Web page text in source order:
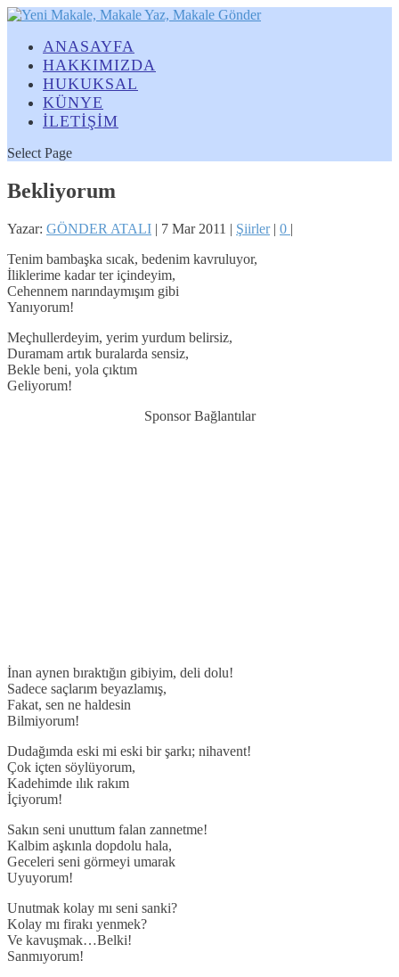
ANASAYFA
HAKKIMIZDA
HUKUKSAL
KÜNYE
İLETİŞİM
Select Page
Bekliyorum
Yazar: GÖNDER ATALI | 7 Mar 2011 | Şiirler| 0 |
Tenim bambaşka sıcak, bedenim kavruluyor,
İliklerime kadar ter içindeyim,
Cehennem narındaymışım gibi
Yanıyorum!
Meçhullerdeyim, yerim yurdum belirsiz,
Duramam artık buralarda sensiz,
Bekle beni, yola çıktım
Geliyorum!
Sponsor Bağlantılar
İnan aynen bıraktığın gibiyim, deli dolu!
Sadece saçlarım beyazlamış,
Fakat, sen ne haldesin
Bilmiyorum!
Dudağımda eski mi eski bir şarkı; nihavent!
Çok içten söylüyorum,
Kadehimde ılık rakım
İçiyorum!
Sakın seni unuttum falan zannetme!
Kalbim aşkınla dopdolu hala,
Geceleri seni görmeyi umarak
Uyuyorum!
Unutmak kolay mı seni sanki?
Kolay mı firakı yenmek?
Ve kavuşmak…Belki!
Sanmıyorum!